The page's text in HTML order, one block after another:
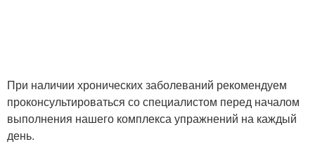
При наличии хронических заболеваний рекомендуем
проконсультироваться со специалистом перед началом
выполнения нашего комплекса упражнений на каждый
день.